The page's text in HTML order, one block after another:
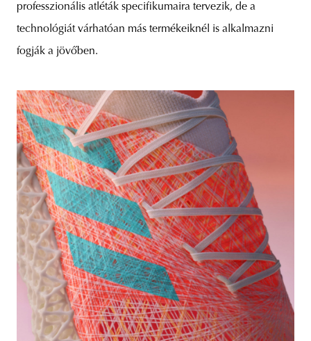
professzionális atléták specifikumaira tervezik, de a
technológiát várhatóan más termékeiknél is alkalmazni
fogják a jövőben.